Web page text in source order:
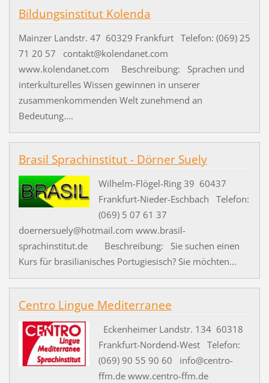
Bildungsinstitut Kolenda
Mainzer Landstr. 47 60329 Frankfurt Telefon: (069) 25
71 20 57 contakt@kolendanet.com
www.kolendanet.com Beschreibung: Sprachen und
interkulturelles Wissen gewinnen in unserer
zusammenkommenden Welt zunehmend an
Bedeutung....
Brasil Sprachinstitut - Dörner Suely
Wilhelm-Flögel-Ring 39 60437
Frankfurt-Nieder-Eschbach Telefon:
(069) 5 07 61 37
doernersuely@hotmail.com www.brasil-
sprachinstitut.de Beschreibung: Sie suchen einen
Kurs für brasilianisches Portugiesisch? Sie möchten...
Centro Lingue Mediterranee
Eckenheimer Landstr. 134 60318
Frankfurt-Nordend-West Telefon:
(069) 90 55 90 60 info@centro-
ffm.de www.centro-ffm.de